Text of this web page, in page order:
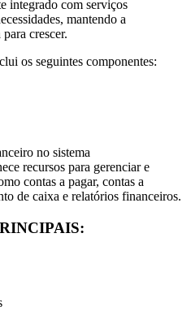
integrado com serviços
mantendo a
crescer.
os seguintes componentes:
no sistema
recursos para gerenciar e
contas a pagar, contas a
de caixa e relatórios financeiros.